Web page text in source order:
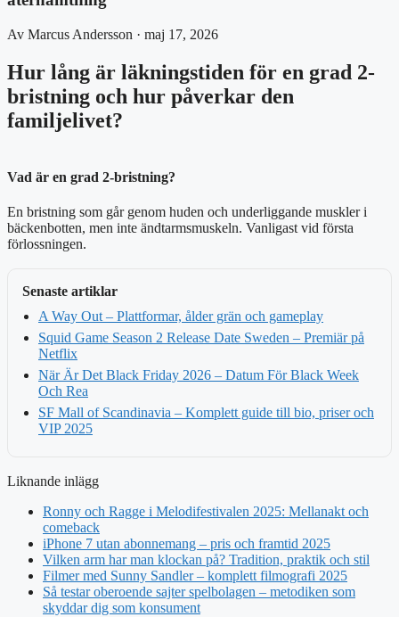
Av Marcus Andersson · maj 17, 2026
Hur lång är läkningstiden för en grad 2-
bristning och hur påverkar den
familjelivet?
Vad är en grad 2-bristning?
En bristning som går genom huden och underliggande muskler i
bäckenbotten, men inte ändtarmsmuskeln. Vanligast vid första
förlossningen.
Senaste artiklar
A Way Out – Plattformar, ålder grän och gameplay
Squid Game Season 2 Release Date Sweden – Premiär på
Netflix
När Är Det Black Friday 2026 – Datum För Black Week
Och Rea
SF Mall of Scandinavia – Komplett guide till bio, priser och
VIP 2025
Liknande inlägg
Ronny och Ragge i Melodifestivalen 2025: Mellanakt och
comeback
iPhone 7 utan abonnemang – pris och framtid 2025
Vilken arm har man klockan på? Tradition, praktik och stil
Filmer med Sunny Sandler – komplett filmografi 2025
Så testar oberoende sajter spelbolagen – metodiken som
skyddar dig som konsument